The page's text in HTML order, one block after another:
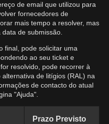
de email que utilizou para
fornecedores de
mais tempo a resolver, mas
de submissão.
final, pode solicitar uma
ao seu ticket e
resolvido, pode recorrer à
de litígios (RAL) na
de contacto do atual
"Ajuda".
Prazo Previsto